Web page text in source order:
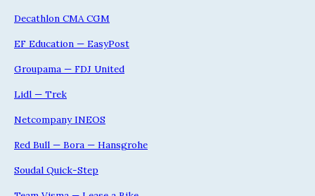
Decathlon CMA CGM
EF Education — EasyPost
Groupama — FDJ United
Lidl — Trek
Netcompany INEOS
Red Bull — Bora — Hansgrohe
Soudal Quick-Step